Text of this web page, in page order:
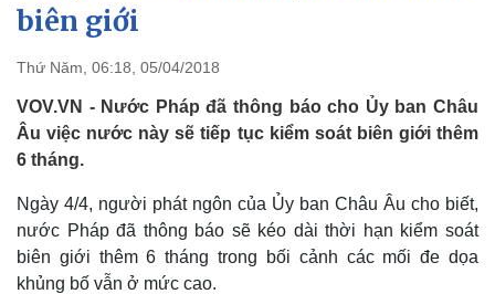
Đảng
Tổ chức nhân sự
Nhận diện sự thật
Việc làm
Biển đảo
biên giới
Thứ Năm, 06:18, 05/04/2018
VOV.VN - Nước Pháp đã thông báo cho Ủy ban Châu
Âu việc nước này sẽ tiếp tục kiểm soát biên giới thêm
6 tháng.
Ngày 4/4, người phát ngôn của Ủy ban Châu Âu cho biết,
nước Pháp đã thông báo sẽ kéo dài thời hạn kiểm soát
biên giới thêm 6 tháng trong bối cảnh các mối đe dọa
khủng bố vẫn ở mức cao.